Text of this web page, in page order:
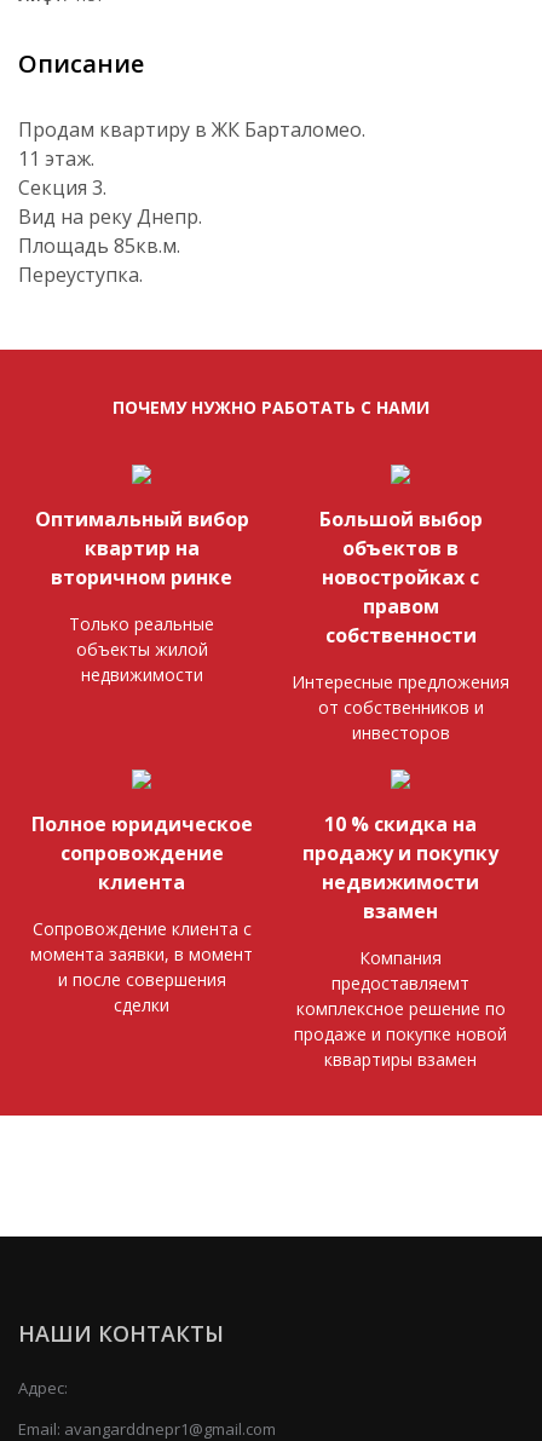
Описание
Продам квартиру в ЖК Барталомео.
11 этаж.
Секция 3.
Вид на реку Днепр.
Площадь 85кв.м.
Переуступка.
ПОЧЕМУ НУЖНО РАБОТАТЬ С НАМИ
Оптимальный вибор
квартир на
вторичном ринке
Только реальные
объекты жилой
недвижимости
Большой выбор
объектов в
новостройках с
правом
собственности
Интересные предложения
от собственников и
инвесторов
Полное юридическое
сопровождение
клиента
Сопровождение клиента с
момента заявки, в момент
и после совершения
сделки
10 % скидка на
продажу и покупку
недвижимости
взамен
Компания
предоставляемт
комплексное решение по
продаже и покупке новой
кввартиры взамен
НАШИ КОНТАКТЫ
Адрес:
Email: avangarddnepr1@gmail.com